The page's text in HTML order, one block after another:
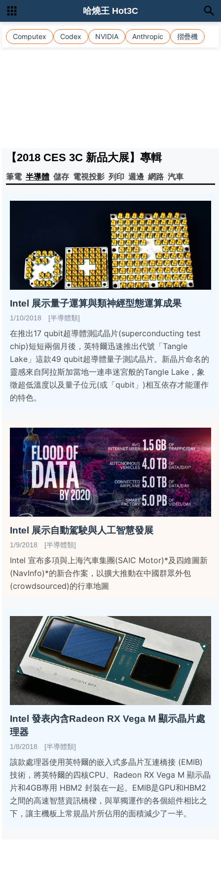
Computex Codex NVIDIA Anthropic 摺疊機
哈燒王 Hot3C
【2018 CES 3C 新品大展】專輯
筆電 半導體 儲存 電視投影 列印 週邊 網路 汽車
Intel 展示量子運算與類神經型態運算成果
1/10/2018 [半導體類]
在推出17 qubit超導體測試晶片(superconducting test
chip)短短兩個月後，英特爾迅速推出代號「Tangle
Lake」這款49 qubit超導體量子測試晶片。新晶片命名的
靈感來自阿拉斯加當地一連串迷宮般的Tangle Lake，象
徵超低溫度以及量子位元(或「qubit」)相互依存才能運作
的特色。
Intel 展示自動駕駛與人工智慧發展
1/9/2018 [半導體類]
Intel 宣布多項與上海汽車集團(SAIC Motor)*及四維圖新
(NavInfo)*的新合作案，以擴大推動在中國群眾外包
(crowdsourced)的行車地圖
Intel 發表內含Radeon RX Vega M 顯示晶片處
理器
1/8/2018 [半導體類]
該款處理器使用英特爾的嵌入式多晶片互連橋接 (EMIB)
技術，將英特爾的四核CPU、Radeon RX Vega M 顯示晶
片和4GB專用 HBM2 封裝在一起。EMIB是GPU和HBM2
之間的高速智慧資訊橋樑，與單獨運作的各個組件相比之
下，讓主機板上常規晶片所佔用的面積減少了一半。